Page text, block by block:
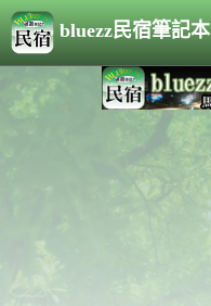
bluezz民宿筆記本